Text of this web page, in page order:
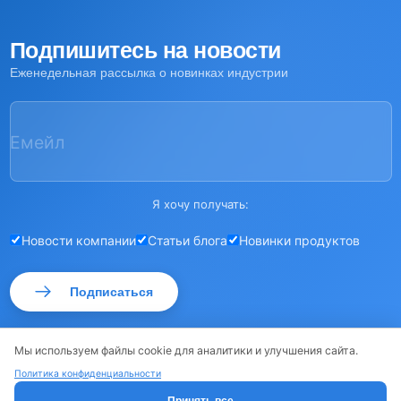
Мы используем файлы cookie для аналитики и улучшения сайта.
Политика конфиденциальности
Подпишитесь на новости
Еженедельная рассылка о новинках индустрии
Емейл
Я хочу получать:
Новости компании Статьи блога Новинки продуктов
Подписаться
© РОССМА 2026 · Карта сайта · Политика конфиденциальности